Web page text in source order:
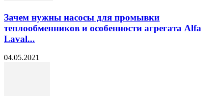
Зачем нужны насосы для промывки
теплообменников и особенности агрегата Alfa
Laval...
04.05.2021